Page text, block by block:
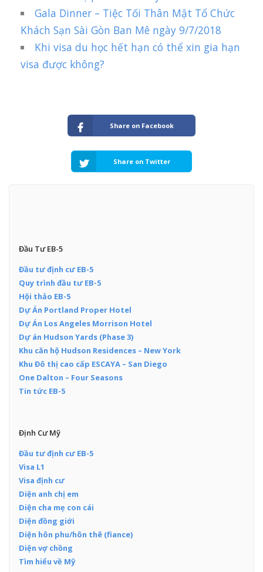
Gala Dinner – Tiệc Tối Thân Mật Tổ Chức
Khách Sạn Sài Gòn Ban Mê ngày 9/7/2018
Khi visa du học hết hạn có thể xin gia hạn
visa được không?
Share on Facebook
Share on Twitter
Đầu Tư EB-5
Đầu tư định cư EB-5
Quy trình đầu tư EB-5
Hội thảo EB-5
Dự Án Portland Proper Hotel
Dự Án Los Angeles Morrison Hotel
Dự án Hudson Yards (Phase 3)
Khu căn hộ Hudson Residences – New York
Khu Đô thị cao cấp ESCAYA – San Diego
One Dalton – Four Seasons
Tin tức EB-5
Định Cư Mỹ
Đầu tư định cư EB-5
Visa L1
Visa định cư
Diện anh chị em
Diện cha mẹ con cái
Diện đồng giới
Diện hôn phu/hôn thê (fiance)
Diện vợ chồng
Tìm hiểu về Mỹ